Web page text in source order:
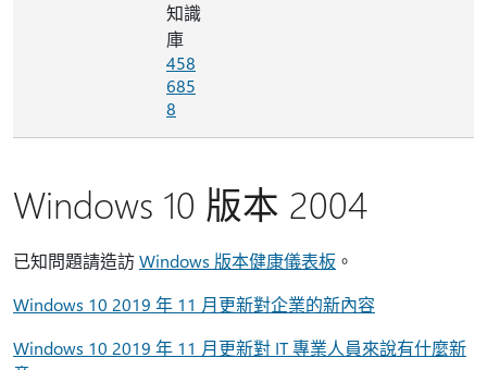
知識
庫
458
685
8
Windows 10 版本 2004
已知問題請造訪Windows 版本健康儀表板 。
Windows 10 2019 年 11 月更新對企業的新內容
Windows 10 2019 年 11 月更新對 IT 專業人員來說有什麼新